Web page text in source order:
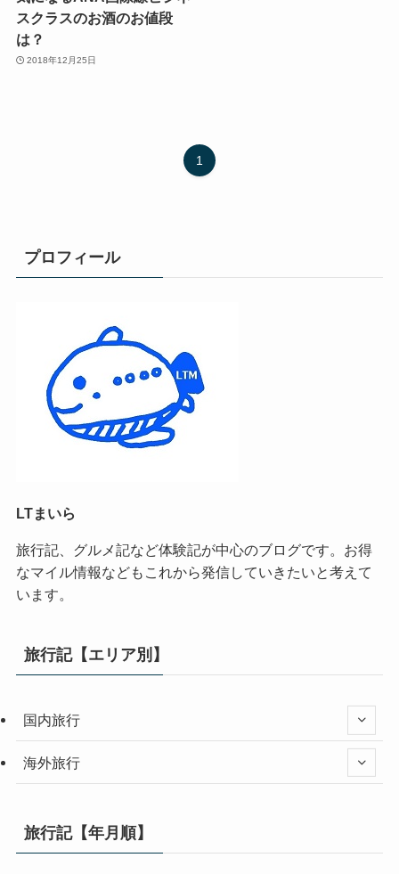
スクラスのお酒のお値段
は？
2018年12月25日
1
プロフィール
LTまいら
旅行記、グルメ記など体験記が中心のブログです。お得
なマイル情報などもこれから発信していきたいと考えて
います。
旅行記【エリア別】
国内旅行
海外旅行
旅行記【年月順】